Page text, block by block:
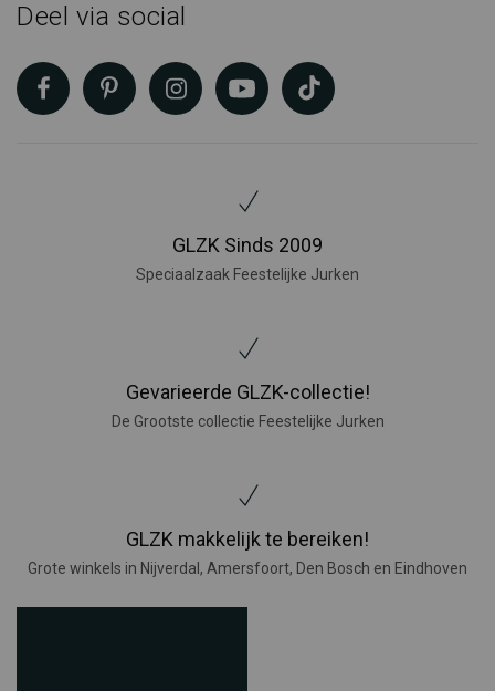
Deel via social
GLZK Sinds 2009
Speciaalzaak Feestelijke Jurken
Gevarieerde GLZK-collectie!
De Grootste collectie Feestelijke Jurken
GLZK makkelijk te bereiken!
Grote winkels in Nijverdal, Amersfoort, Den Bosch en Eindhoven